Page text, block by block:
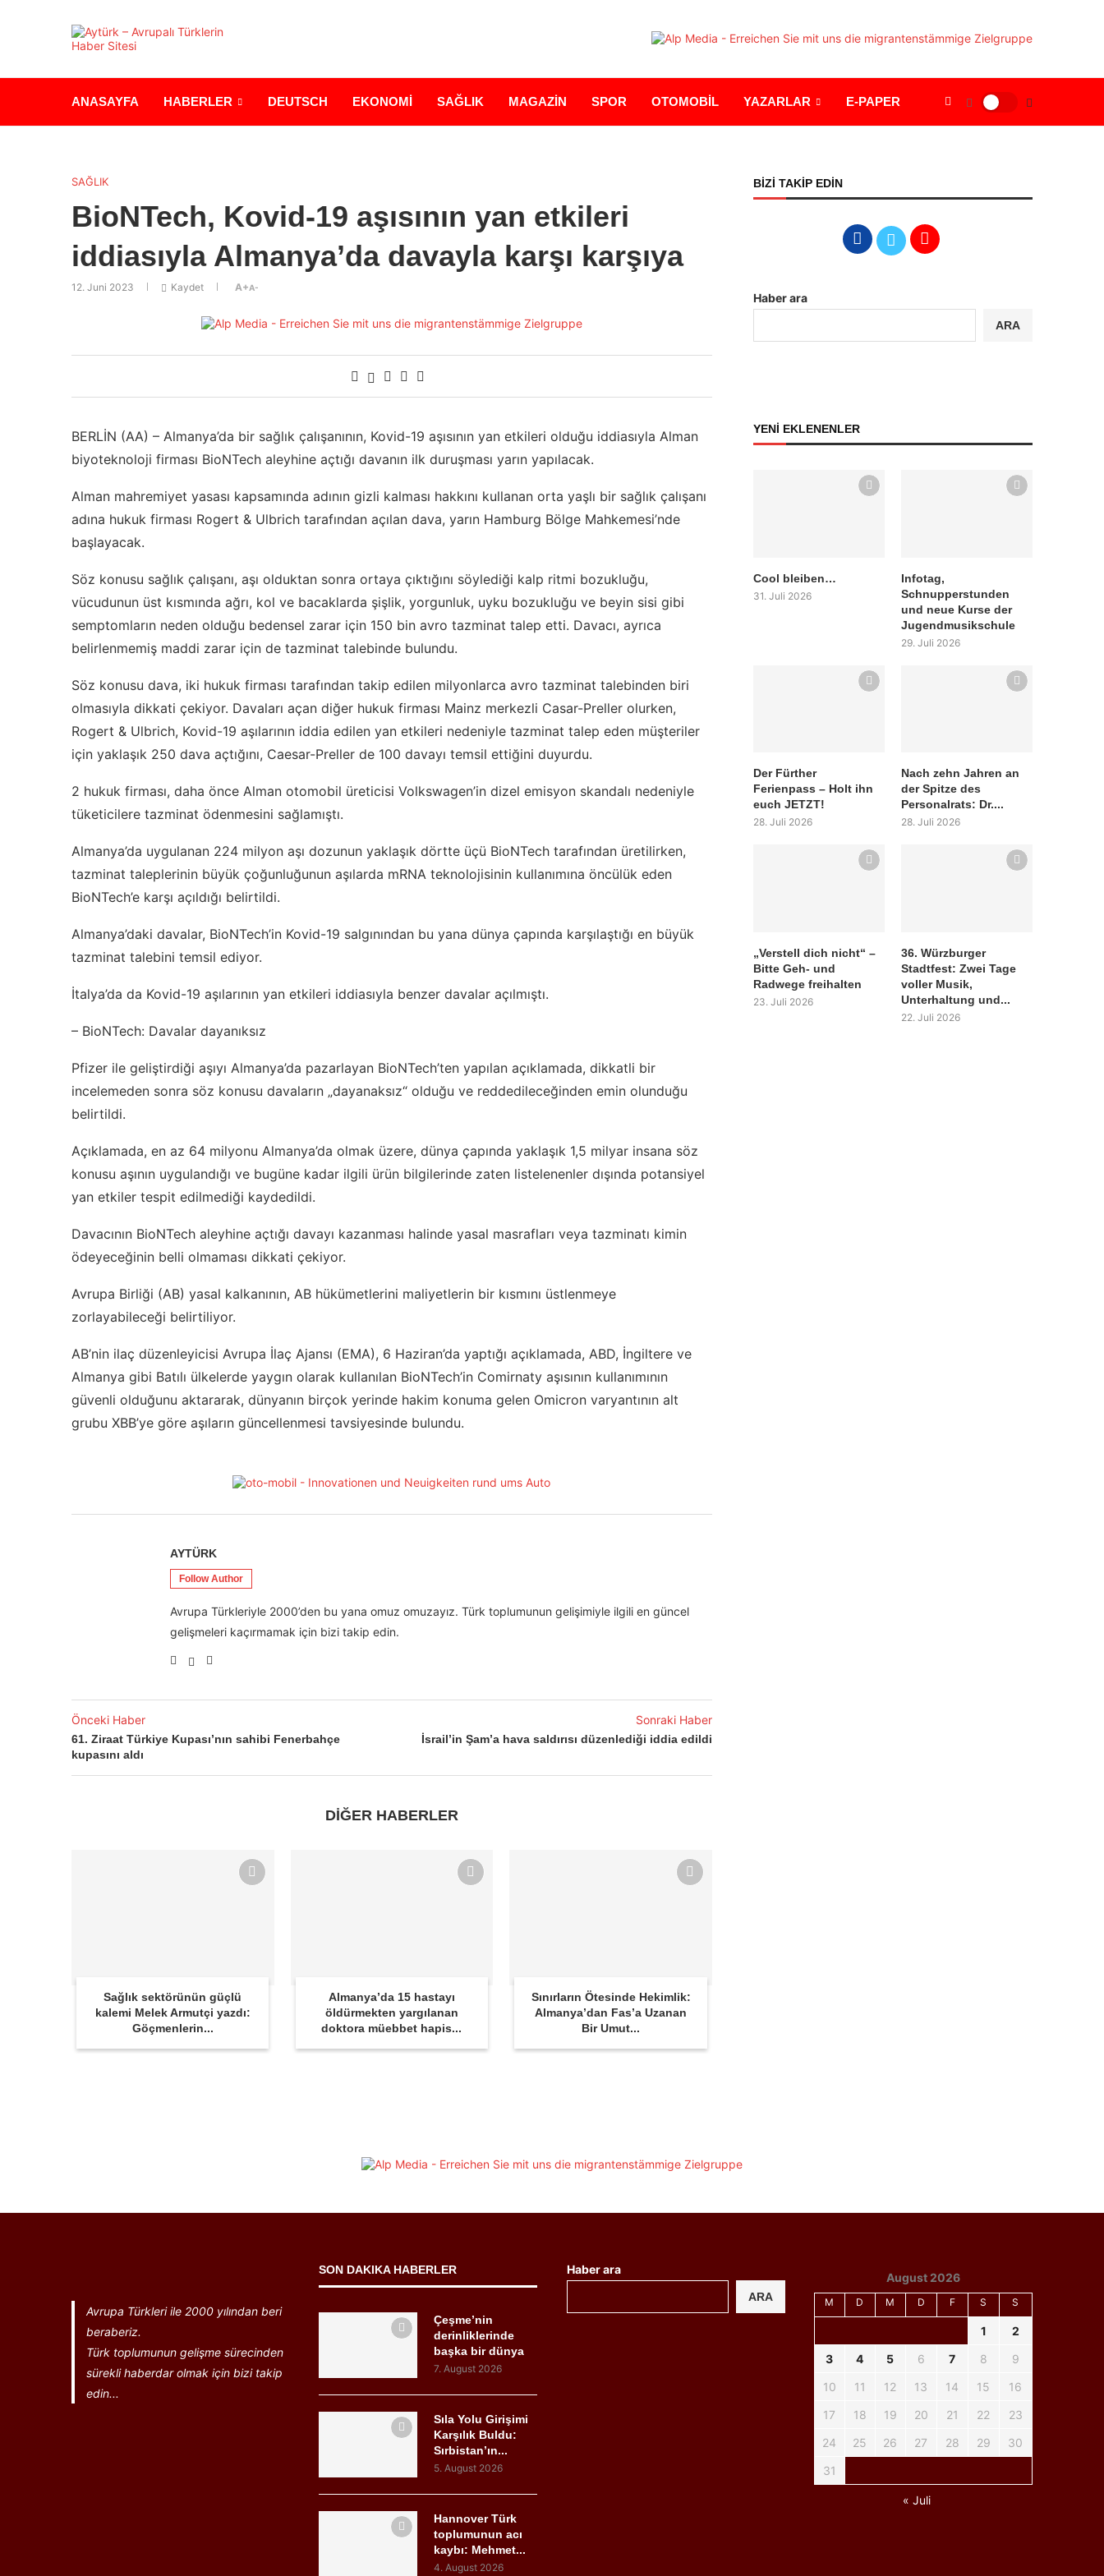
ANASAYFA HABERLER DEUTSCH EKONOMİ SAĞLIK MAGAZİN SPOR OTOMOBİL YAZARLAR E-PAPER
SAĞLIK
BioNTech, Kovid-19 aşısının yan etkileri
iddiasıyla Almanya’da davayla karşı karşıya
12. Juni 2023 Kaydet A+A-
BERLİN (AA) – Almanya’da bir sağlık çalışanının, Kovid-19 aşısının yan etkileri olduğu iddiasıyla Alman
biyoteknoloji firması BioNTech aleyhine açtığı davanın ilk duruşması yarın yapılacak.
Alman mahremiyet yasası kapsamında adının gizli kalması hakkını kullanan orta yaşlı bir sağlık çalışanı
adına hukuk firması Rogert & Ulbrich tarafından açılan dava, yarın Hamburg Bölge Mahkemesi’nde
başlayacak.
Söz konusu sağlık çalışanı, aşı olduktan sonra ortaya çıktığını söylediği kalp ritmi bozukluğu,
vücudunun üst kısmında ağrı, kol ve bacaklarda şişlik, yorgunluk, uyku bozukluğu ve beyin sisi gibi
semptomların neden olduğu bedensel zarar için 150 bin avro tazminat talep etti. Davacı, ayrıca
belirlenmemiş maddi zarar için de tazminat talebinde bulundu.
Söz konusu dava, iki hukuk firması tarafından takip edilen milyonlarca avro tazminat talebinden biri
olmasıyla dikkati çekiyor. Davaları açan diğer hukuk firması Mainz merkezli Casar-Preller olurken,
Rogert & Ulbrich, Kovid-19 aşılarının iddia edilen yan etkileri nedeniyle tazminat talep eden müşteriler
için yaklaşık 250 dava açtığını, Caesar-Preller de 100 davayı temsil ettiğini duyurdu.
2 hukuk firması, daha önce Alman otomobil üreticisi Volkswagen’in dizel emisyon skandalı nedeniyle
tüketicilere tazminat ödenmesini sağlamıştı.
Almanya’da uygulanan 224 milyon aşı dozunun yaklaşık dörtte üçü BioNTech tarafından üretilirken,
tazminat taleplerinin büyük çoğunluğunun aşılarda mRNA teknolojisinin kullanımına öncülük eden
BioNTech’e karşı açıldığı belirtildi.
Almanya’daki davalar, BioNTech’in Kovid-19 salgınından bu yana dünya çapında karşılaştığı en büyük
tazminat talebini temsil ediyor.
İtalya’da da Kovid-19 aşılarının yan etkileri iddiasıyla benzer davalar açılmıştı.
– BioNTech: Davalar dayanıksız
Pfizer ile geliştirdiği aşıyı Almanya’da pazarlayan BioNTech’ten yapılan açıklamada, dikkatli bir
incelemeden sonra söz konusu davaların „dayanaksız“ olduğu ve reddedileceğinden emin olunduğu
belirtildi.
Açıklamada, en az 64 milyonu Almanya’da olmak üzere, dünya çapında yaklaşık 1,5 milyar insana söz
konusu aşının uygulandığı ve bugüne kadar ilgili ürün bilgilerinde zaten listelenenler dışında potansiyel
yan etkiler tespit edilmediği kaydedildi.
Davacının BioNTech aleyhine açtığı davayı kazanması halinde yasal masrafları veya tazminatı kimin
ödeyeceğinin belli olmaması dikkati çekiyor.
Avrupa Birliği (AB) yasal kalkanının, AB hükümetlerini maliyetlerin bir kısmını üstlenmeye
zorlayabileceği belirtiliyor.
AB’nin ilaç düzenleyicisi Avrupa İlaç Ajansı (EMA), 6 Haziran’da yaptığı açıklamada, ABD, İngiltere ve
Almanya gibi Batılı ülkelerde yaygın olarak kullanılan BioNTech’in Comirnaty aşısının kullanımının
güvenli olduğunu aktararak, dünyanın birçok yerinde hakim konuma gelen Omicron varyantının alt
grubu XBB’ye göre aşıların güncellenmesi tavsiyesinde bulundu.
AYTÜRK
Follow Author
Avrupa Türkleriyle 2000’den bu yana omuz omuzayız. Türk toplumunun gelişimiyle ilgili en güncel
gelişmeleri kaçırmamak için bizi takip edin.
Önceki Haber
61. Ziraat Türkiye Kupası’nın sahibi Fenerbahçe
kupasını aldı
Sonraki Haber
İsrail’in Şam’a hava saldırısı düzenlediği iddia edildi
DİĞER HABERLER
Sağlık sektörünün güçlü
kalemi Melek Armutçi yazdı:
Göçmenlerin...
Almanya’da 15 hastayı
öldürmekten yargılanan
doktora müebbet hapis...
Sınırların Ötesinde Hekimlik:
Almanya’dan Fas’a Uzanan
Bir Umut...
BİZİ TAKİP EDİN
Haber ara
ARA
YENİ EKLENENLER
Cool bleiben…
31. Juli 2026
Infotag,
Schnupperstunden
und neue Kurse der
Jugendmusikschule
29. Juli 2026
Der Fürther
Ferienpass – Holt ihn
euch JETZT!
28. Juli 2026
Nach zehn Jahren an
der Spitze des
Personalrats: Dr....
28. Juli 2026
„Verstell dich nicht“ –
Bitte Geh- und
Radwege freihalten
23. Juli 2026
36. Würzburger
Stadtfest: Zwei Tage
voller Musik,
Unterhaltung und...
22. Juli 2026
Avrupa Türkleri ile 2000 yılından beri
beraberiz.
Türk toplumunun gelişme sürecinden
sürekli haberdar olmak için bizi takip
edin...
SON DAKIKA HABERLER
Çeşme’nin
derinliklerinde
başka bir dünya
7. August 2026
Sıla Yolu Girişimi
Karşılık Buldu:
Sırbistan’ın...
5. August 2026
Hannover Türk
toplumunun acı
kaybı: Mehmet...
4. August 2026
Haber ara
ARA
August 2026
M D M D F S S
1
2
3
4 5 6 7 8
9
10
11 12 13 14 15
16
17
18 19 20 21 22
23
24
25 26 27 28 29
30
31
« Juli